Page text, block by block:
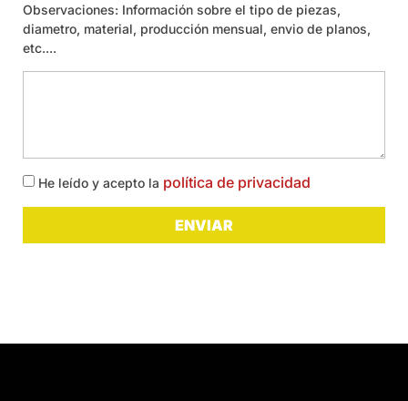
Observaciones: Información sobre el tipo de piezas,
diametro, material, producción mensual, envio de planos,
etc....
He leído y acepto la política de privacidad
ENVIAR